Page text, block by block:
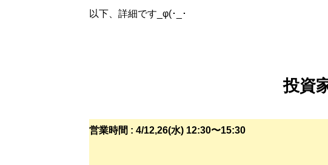
以下、詳細です_φ(･_･
投資
営業時間 : 4/12,26(水) 12:30〜15:30